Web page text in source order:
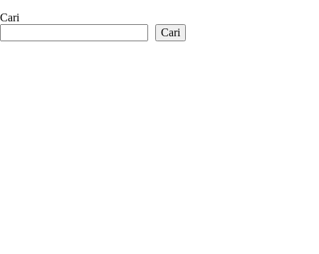
Cari
Cari